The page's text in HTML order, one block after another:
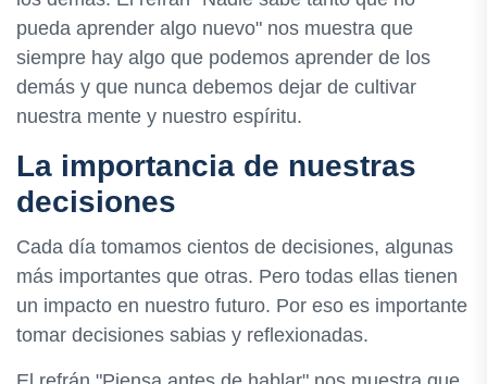
pueda aprender algo nuevo" nos muestra que
siempre hay algo que podemos aprender de los
demás y que nunca debemos dejar de cultivar
nuestra mente y nuestro espíritu.
La importancia de nuestras
decisiones
Cada día tomamos cientos de decisiones, algunas
más importantes que otras. Pero todas ellas tienen
un impacto en nuestro futuro. Por eso es importante
tomar decisiones sabias y reflexionadas.